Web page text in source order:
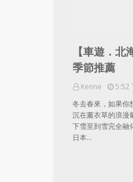
【車遊．
季節推薦
Kenne
5:52
冬去春來，如果你
沉在薰衣草的浪漫
下雪至到雪完全融
日本…